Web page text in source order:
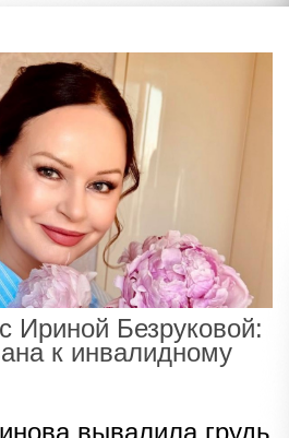
Ириной Безруковой:
к инвалидному